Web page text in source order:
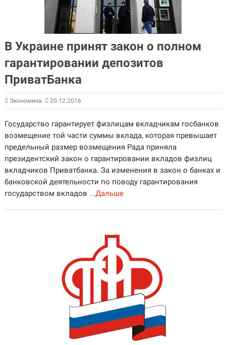
В Украине принят закон о полном
гарантировании депозитов
ПриватБанка
Экономика 20.12.2016
Государство гарантирует физлицам вкладчикам госбанков
возмещение той части суммы вклада, которая превышает
предельный размер возмещения Рада приняла
президентский закон о гарантировании вкладов физлиц
вкладчиков Приватбанка. За изменения в закон о банках и
банковской деятельности по поводу гарантирования
государством вкладов ...Дальше